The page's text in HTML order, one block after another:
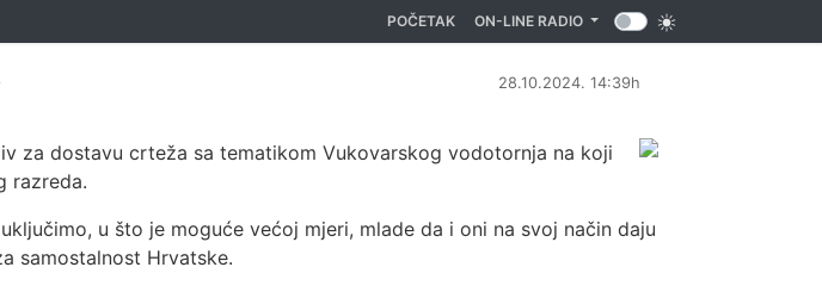
POČETAK(CURRENT)
ON-LINE RADIO
28.10.2024. 14:39h
za dostavu crteža sa tematikom Vukovarskog vodotornja na koji
razreda.
u što je moguće većoj mjeri, mlade da i oni na svoj način daju
samostalnost Hrvatske.